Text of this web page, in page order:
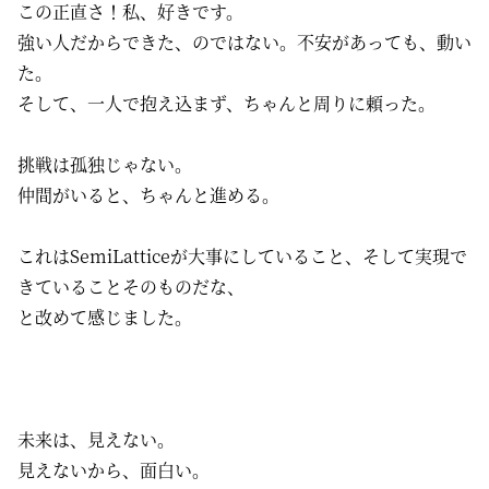
この正直さ！私、好きです。
強い人だからできた、のではない。不安があっても、動い
た。
そして、一人で抱え込まず、ちゃんと周りに頼った。
挑戦は孤独じゃない。
仲間がいると、ちゃんと進める。
これはSemiLatticeが大事にしていること、そして実現で
きていることそのものだな、
と改めて感じました。
未来は、見えない。
見えないから、面白い。